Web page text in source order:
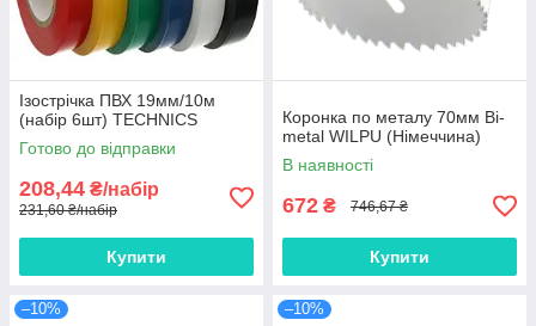
Ізострічка ПВХ 19мм/10м
(набір 6шт) TECHNICS
Готово до відправки
208,44 ₴/набір
231,60 ₴/набір
Купити
Коронка по металу 70мм Bi-
metal WILPU (Німеччина)
В наявності
672 ₴ 746,67 ₴
Купити
–10% –10%